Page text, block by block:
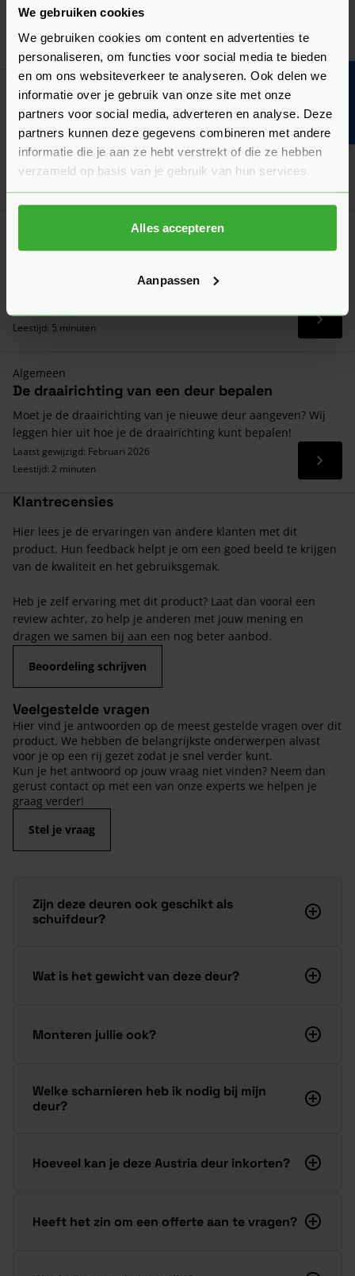
We gebruiken cookies
We gebruiken cookies om content en advertenties te
personaliseren, om functies voor social media te bieden
en om ons websiteverkeer te analyseren. Ook delen we
informatie over je gebruik van onze site met onze
partners voor social media, adverteren en analyse. Deze
partners kunnen deze gegevens combineren met andere
informatie die je aan ze hebt verstrekt of die ze hebben
verzameld op basis van je gebruik van hun services.
Alles accepteren
Aanpassen
voor jouw situatie!
Leestijd: 2 minuten
Algemeen
Een deur opmeten: hoe doe je dat?
Het opmeten moet nauwkeurig gebeuren. Wij leggen uit hoe
je zowel een opdekdeur als stompe deur opmeet!
Laatst gewijzigd: Februari 2026
Verwerkingsadvies Deuren
Een overzicht met belangrijke aandachtspunten en tips bij de
ontvangst én het verwerken van deuren!
Leestijd: 5 minuten
Lees
Algemeen
De draairichting van een deur bepalen
Moet je de draairichting van je nieuwe deur aangeven? Wij
leggen hier uit hoe je de draairichting kunt bepalen!
Laatst gewijzigd: Februari 2026
Leestijd: 2 minuten
Lees
Klantrecensies
Hier lees je de ervaringen van andere klanten met dit
product. Hun feedback helpt je om een goed beeld te krijgen
van de kwaliteit en het gebruiksgemak.
Heb je zelf ervaring met dit product? Laat dan vooral een
review achter, zo help je anderen met jouw mening en
dragen we samen bij aan een nog beter aanbod.
Beoordeling schrijven
Veelgestelde vragen
Hier vind je antwoorden op de meest gestelde vragen over dit
product. We hebben de belangrijkste onderwerpen alvast
voor je op een rij gezet zodat je snel verder kunt.
Kun je het antwoord op jouw vraag niet vinden? Neem dan
gerust contact op met een van onze experts we helpen je
graag verder!
Stel je vraag
Zijn deze deuren ook geschikt als
schuifdeur?
Wat is het gewicht van deze deur?
Monteren jullie ook?
Welke scharnieren heb ik nodig bij mijn
deur?
Hoeveel kan je deze Austria deur inkorten?
Heeft het zin om een offerte aan te vragen?